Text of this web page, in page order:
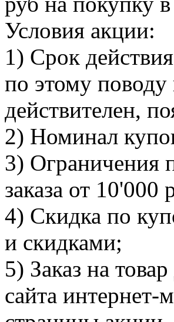
Условия акции:
1) Срок
по этому
действителен,
2) Номинал
3) Ограничения
заказа от 10'000
4) Скидка по
и скидками;
5) Заказ на
сайта интернет-